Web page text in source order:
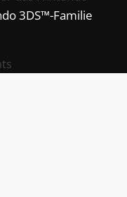
3DS™-Familie